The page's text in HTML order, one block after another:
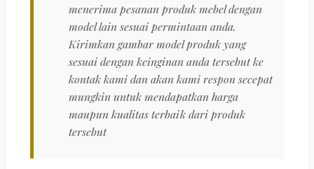
menerima pesanan produk mebel dengan
model lain sesuai permintaan anda.
Kirimkan gambar model produk yang
sesuai dengan keinginan anda tersebut ke
kontak kami dan akan kami respon secepat
mungkin untuk mendapatkan harga
maupun kualitas terbaik dari produk
tersebut